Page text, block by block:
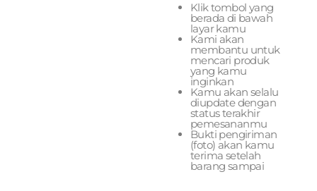
Klik tombol yang
berada di bawah
layar kamu
Kami akan
membantu untuk
mencari produk
yang kamu
inginkan
Kamu akan selalu
diupdate dengan
status terakhir
pemesananmu
Bukti pengiriman
(foto) akan kamu
terima setelah
barang sampai